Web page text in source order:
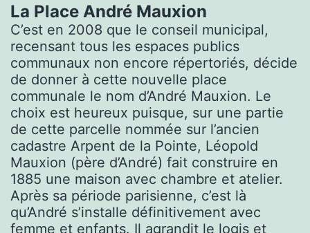
La Place André Mauxion
C’est en 2008 que le conseil municipal,
recensant tous les espaces publics
communaux non encore répertoriés, décide
de donner à cette nouvelle place
communale le nom d’André Mauxion. Le
choix est heureux puisque, sur une partie
de cette parcelle nommée sur l’ancien
cadastre Arpent de la Pointe, Léopold
Mauxion (père d’André) fait construire en
1885 une maison avec chambre et atelier.
Après sa période parisienne, c’est là
qu’André s’installe définitivement avec
femme et enfants. Il agrandit le logis et